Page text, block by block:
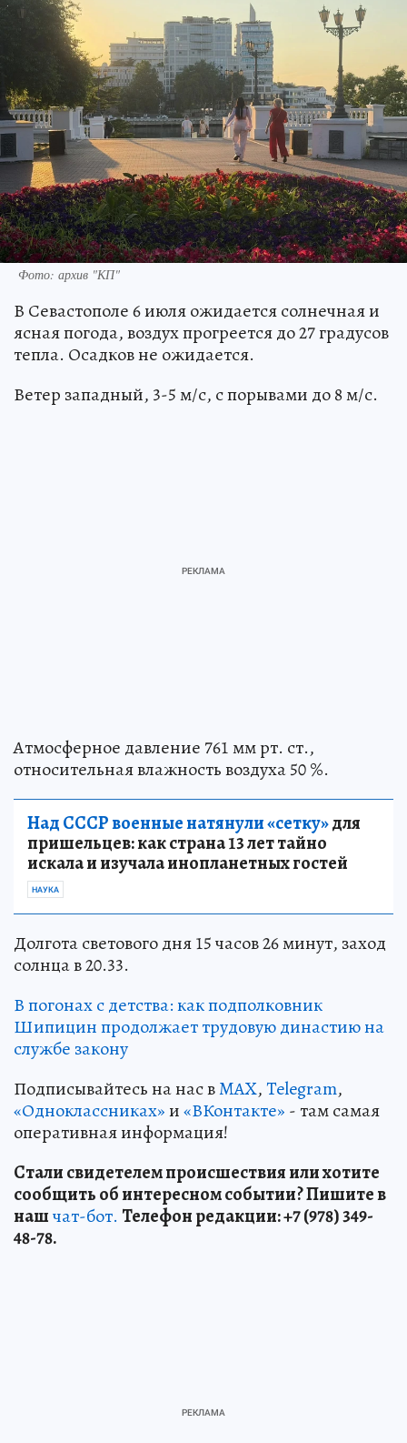
Фото: архив "КП"
В Севастополе 6 июля ожидается солнечная и
ясная погода, воздух прогреется до 27 градусов
тепла. Осадков не ожидается.
Ветер западный, 3-5 м/с, с порывами до 8 м/с.
Атмосферное давление 761 мм рт. ст.,
относительная влажность воздуха 50 %.
Над СССР военные натянули «сетку»для
пришельцев: как страна 13 лет тайно
искала и изучала инопланетных гостей
НАУКА
Долгота светового дня 15 часов 26 минут, заход
солнца в 20.33.
В погонах с детства: как подполковник
Шипицин продолжает трудовую династию на
службе закону
Подписывайтесь на нас вMAX,Telegram,
«Одноклассниках»и«ВКонтакте» - там самая
оперативная информация!
Стали свидетелем происшествия или хотите
сообщить об интересном событии? Пишите в
нашчат-бот. Телефон редакции: +7 (978) 349-
48-78.